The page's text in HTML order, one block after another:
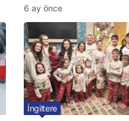
Anne Bildi
6 ay önce
İngiltere